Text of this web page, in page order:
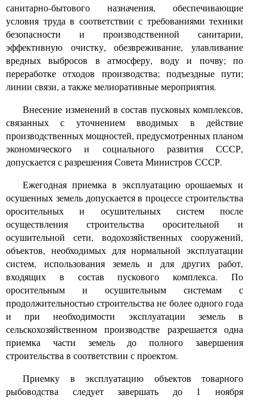
санитарно-бытового назначения, обеспечивающие
условия труда в соответствии с требованиями техники
безопасности и производственной санитарии,
эффективную очистку, обезвреживание, улавливание
вредных выбросов в атмосферу, воду и почву; по
переработке отходов производства; подъездные пути;
линии связи, а также мелиоративные мероприятия.
Внесение изменений в состав пусковых комплексов,
связанных с уточнением вводимых в действие
производственных мощностей, предусмотренных планом
экономического и социального развития СССР,
допускается с разрешения Совета Министров СССР.
Ежегодная приемка в эксплуатацию орошаемых и
осушенных земель допускается в процессе строительства
оросительных и осушительных систем после
осуществления строительства оросительной и
осушительной сети, водохозяйственных сооружений,
объектов, необходимых для нормальной эксплуатации
систем, использования земель и для других работ,
входящих в состав пускового комплекса. По
оросительным и осушительным системам с
продолжительностью строительства не более одного года
и при необходимости эксплуатации земель в
сельскохозяйственном производстве разрешается одна
приемка части земель до полного завершения
строительства в соответствии с проектом.
Приемку в эксплуатацию объектов товарного
рыбоводства следует завершать до1
ноября